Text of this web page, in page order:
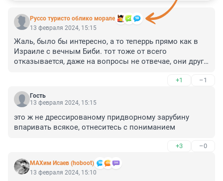
Руссо туристо облико морале
13 февраля 2024, 15:15
Жаль, было бы интересно, а то теперрь прямо как в
Израиле с вечным Биби. тот тоже от всего
отказывается, даже на вопросы не отвечае, они друга
внедрил у себя в стране поголовные откаты на всех
уровнях , другой взял на вооружение игру в молчанку.
А так можно было!!!
+1 –1
Гость
13 февраля 2024, 15:15
это ж не дрессированому придворному зарубину
впаривать всякое, отнеситесь с пониманием
+3 –0
МАХим Исаев (hoboot)
13 февраля 2024, 15:10